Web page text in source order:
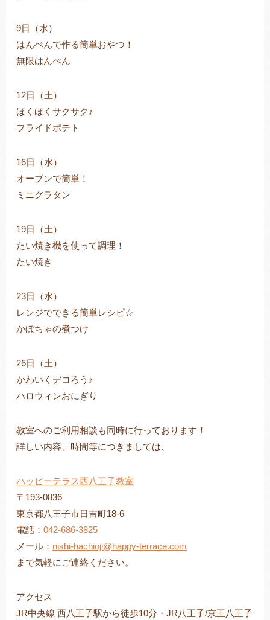
9日（水）
はんぺんで作る簡単おやつ！
無限はんぺん
12日（土）
ほくほくサクサク♪
フライドポテト
16日（水）
オーブンで簡単！
ミニグラタン
19日（土）
たい焼き機を使って調理！
たい焼き
23日（水）
レンジでできる簡単レシピ☆
かぼちゃの煮つけ
26日（土）
かわいくデコろう♪
ハロウィンおにぎり
教室へのご利用相談も同時に行っております！
詳しい内容、時間等につきましては、
ハッピーテラス西八王子教室
〒193-0836
東京都八王子市日吉町18-6
電話： 042-686-3825
メール： nishi-hachioji@happy-terrace.com
まで気軽にご連絡ください。
アクセス
JR中央線 西八王子駅から徒歩10分・JR八王子/京王八王子